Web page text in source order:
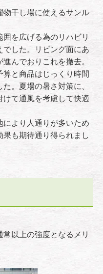
物干し場に使えるサンル
を広げる為のリハビリ
でした。リビング面にあ
んでおりこれを撤去。
と商品はじっくり時間
。夏場の暑さ対策に、
て通風を考慮して快適
により人通りが多いため
も期待通り得られまし
以上の強度となるメリ